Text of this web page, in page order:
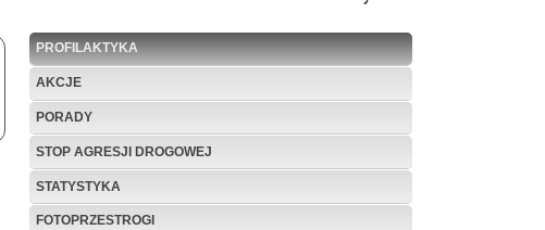
PROFILAKTYKA
AKCJE
PORADY
STOP AGRESJI DROGOWEJ
STATYSTYKA
FOTOPRZESTROGI